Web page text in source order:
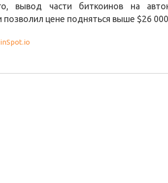
вывод части биткоинов на
позволил цене подняться выше $26